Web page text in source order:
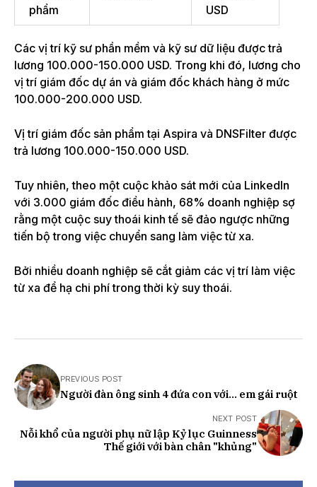
phẩm
USD
Các vị trí kỹ sư phần mềm và kỹ sư dữ liệu được trả
lương 100.000-150.000 USD. Trong khi đó, lương cho
vị trí giám đốc dự án và giám đốc khách hàng ở mức
100.000-200.000 USD.
Vị trí giám đốc sản phẩm tại Aspira và DNSFilter được
trả lương 100.000-150.000 USD.
Tuy nhiên, theo một cuộc khảo sát mới của LinkedIn
với 3.000 giám đốc điều hành, 68% doanh nghiệp sợ
rằng một cuộc suy thoái kinh tế sẽ đảo ngược những
tiến bộ trong việc chuyển sang làm việc từ xa.
Bởi nhiều doanh nghiệp sẽ cắt giảm các vị trí làm việc
từ xa để hạ chi phí trong thời kỳ suy thoái.
PREVIOUS POST
Người đàn ông sinh 4 đứa con với... em gái ruột
NEXT POST
Nỗi khổ của người phụ nữ lập Kỷ lục Guinness
Thế giới với bàn chân "khủng"